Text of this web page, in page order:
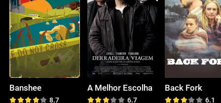
Banshee
8.7
A Melhor Escolha
6.7
Back Fork
6.1